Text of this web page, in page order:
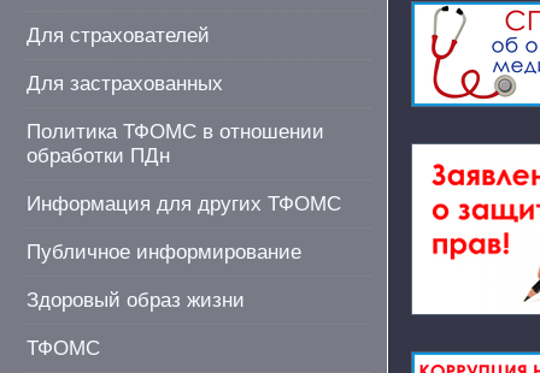
Для страхователей
Для застрахованных
Политика ТФОМС в отношении
обработки ПДн
Информация для других ТФОМС
Публичное информирование
Здоровый образ жизни
ТФОМС